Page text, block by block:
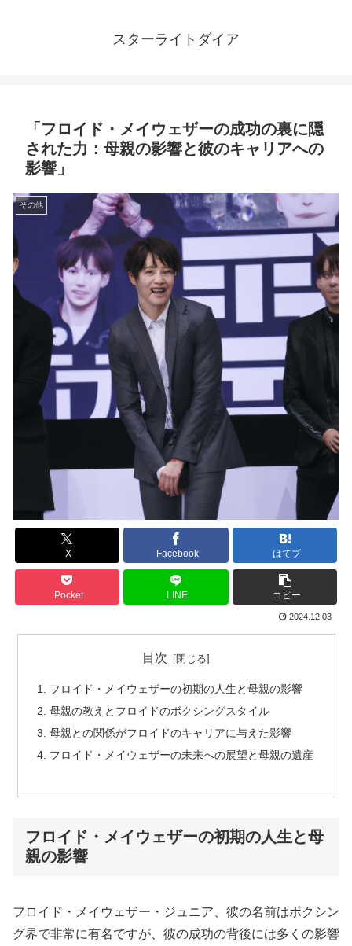
スターライトダイア
「フロイド・メイウェザーの成功の裏に隠
された力：母親の影響と彼のキャリアへの
影響」
その他
X Facebook はてブ
Pocket LINE コピー
2024.12.03
目次
フロイド・メイウェザーの初期の人生と母親の影響
母親の教えとフロイドのボクシングスタイル
母親との関係がフロイドのキャリアに与えた影響
フロイド・メイウェザーの未来への展望と母親の遺産
フロイド・メイウェザーの初期の人生と母
親の影響
フロイド・メイウェザー・ジュニア、彼の名前はボクシン
グ界で非常に有名ですが、彼の成功の背後には多くの影響